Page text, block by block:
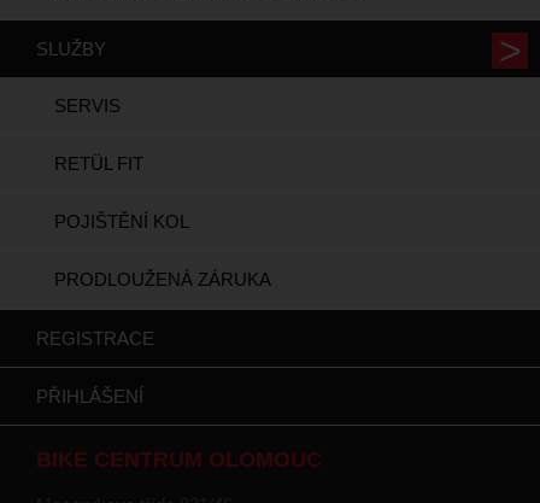
SLUŽBY
SERVIS
RETÜL FIT
POJIŠTĚNÍ KOL
PRODLOUŽENÁ ZÁRUKA
REGISTRACE
PŘIHLÁŠENÍ
BIKE CENTRUM OLOMOUC